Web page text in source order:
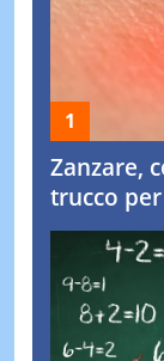
Zanzare,
trucco